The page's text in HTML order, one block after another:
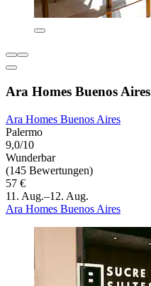
Ara Homes Buenos Aires
Ara Homes Buenos Aires
Palermo
9,0/10
Wunderbar
(145 Bewertungen)
57 €
11. Aug.–12. Aug.
Ara Homes Buenos Aires